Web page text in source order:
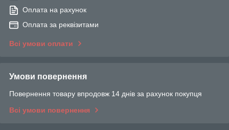
Оплата на рахунок
Оплата за реквізитами
Всі умови оплати
Умови повернення
Повернення товару впродовж 14 днів за рахунок покупця
Всі умови повернення